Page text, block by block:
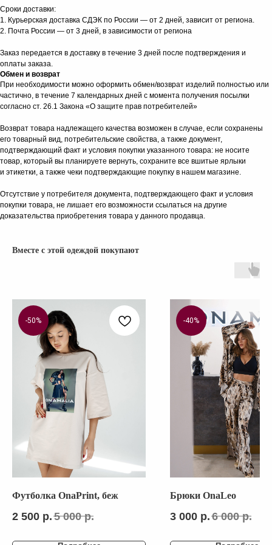
Сроки доставки:
1. Курьерская доставка СДЭК по России — от 2 дней, зависит от региона.
2. Почта России — от 3 дней, в зависимости от региона
Заказ передается в доставку в течение 3 дней после подтверждения и
оплаты заказа.
Обмен и возврат
При необходимости можно оформить обмен/возврат изделий полностью или
частично, в течение 7 календарных дней с момента получения посылки
согласно ст. 26.1 Закона «О защите прав потребителей»
Возврат товара надлежащего качества возможен в случае, если сохранены
его товарный вид, потребительские свойства, а также документ,
подтверждающий факт и условия покупки указанного товара: не носите
товар, который вы планируете вернуть, сохраните все вшитые ярлыки
и этикетки, а также чеки подтверждающие покупку в нашем магазине.
Отсутствие у потребителя документа, подтверждающего факт и условия
покупки товара, не лишает его возможности ссылаться на другие
доказательства приобретения товара у данного продавца.
Вместе с этой одеждой покупают
-50%
Футболка OnaPrint, беж
2 500 р. 5 000 р.
-40%
Брюки OnaLeo
3 000 р. 6 000 р.
КОРСЕТЫ
ГОЛОВНЫЕ УБОРЫ
ВЕРХНЯЯ ОДЕЖДА
СВИТШОТЫ И ХУДИ
СВИТЕРА И ДЖЕМПЕРА
ПИДЖАКИ
Политика
конфиденциальности
ПРОГРАММА ЛОЯЛЬНОСТИ
ПЛАТЬЯ И ЮБКИ
РУБАШКИ И БЛУЗЫ
БРЮКИ И ДЖИНСЫ
ЖАКЕТЫ И ЖИЛЕТЫ
SPORT COLLECTION
NEW
SALE
CRUISE COLLECTION
ВЕСЬ КАТАЛОГ
О БРЕНДЕ